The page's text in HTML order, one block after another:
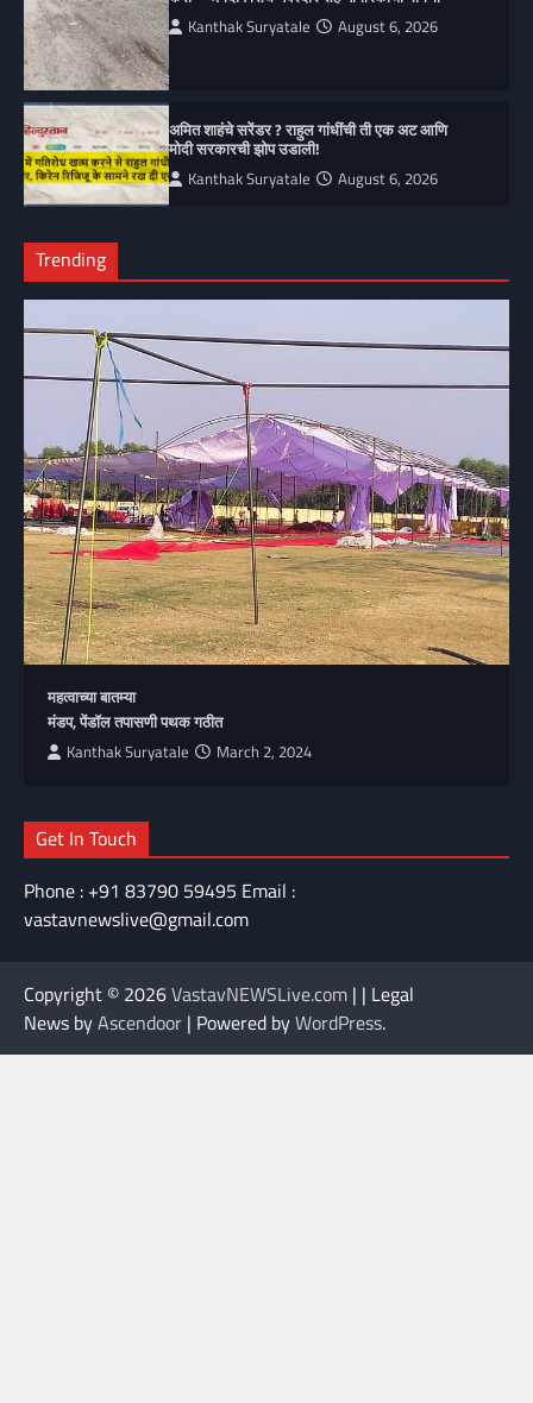
Kanthak Suryatale August 6, 2026
अमित शाहंचे सरेंडर ? राहुल गांधींची ती एक अट आणि
मोदी सरकारची झोप उडाली!
Kanthak Suryatale August 6, 2026
Trending
महत्वाच्या बातम्या
मंडप, पेंडॉल तपासणी पथक गठीत
Kanthak Suryatale March 2, 2024
Get In Touch
Phone : +91 83790 59495 Email :
vastavnewslive@gmail.com
Copyright © 2026VastavNEWSLive.com | | Legal
News byAscendoor | Powered byWordPress.